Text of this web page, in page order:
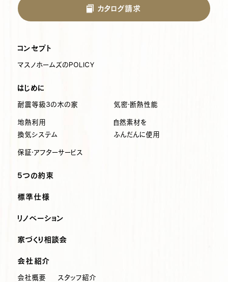
カタログ請求
コンセプト
マスノホームズのPOLICY
はじめに
耐震等級3の木の家 気密・断熱性能
地熱利用
換気システム
自然素材を
ふんだんに使用
保証・アフターサービス
5つの約束
標準仕様
リノベーション
家づくり相談会
会社紹介
会社概要 スタッフ紹介